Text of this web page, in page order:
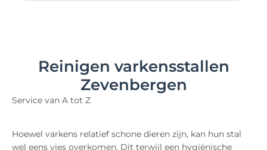
Reinigen varkensstallen
Zevenbergen
Service van A tot Z
Hoewel varkens relatief schone dieren zijn, kan hun stal
wel eens vies overkomen. Dit terwijl een hygiënische